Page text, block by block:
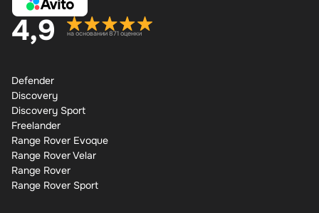
4,9 на основании 871 оценки
Defender
Discovery
Discovery Sport
Freelander
Range Rover Evoque
Range Rover Velar
Range Rover
Range Rover Sport